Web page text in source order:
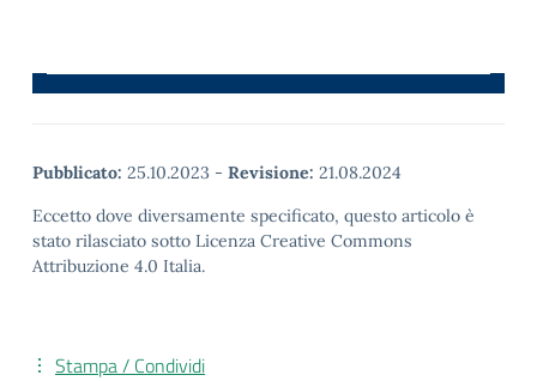
Pubblicato: 25.10.2023 - Revisione: 21.08.2024
Eccetto dove diversamente specificato, questo articolo è
stato rilasciato sotto Licenza Creative Commons
Attribuzione 4.0 Italia.
Stampa / Condividi